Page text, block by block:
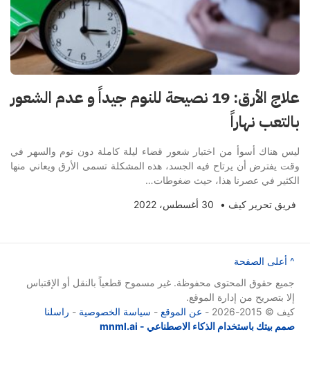
علاج الأرق: 19 نصيحة للنوم جيداً و عدم الشعور
بالتعب نهاراً
ليس هناك أسوأ من اختبار شعور قضاء ليلة كاملة دون نوم والسهر في
وقت يفترض أن يرتاح فيه الجسد، هذه المشكلة تسمى الأرق ويعاني منها
الكثير في عصرنا هذا، حيث ضغوطات…
فريق تحرير كيف • 30 أغسطس، 2022
^ أعلى الصفحة
جميع حقوق المحتوى محفوظة. غير مسموح قطعياً بالنقل أو الإقتباس
إلا بتصريح من إدارة الموقع.
كيف © 2015-2026 -
عن الموقع - سياسة الخصوصية - راسلنا
صمم بيتك باستخدام الذكاء الاصطناعي - mnml.ai